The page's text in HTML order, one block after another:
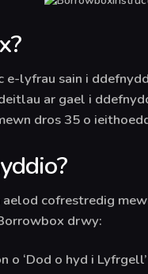
e-lyfrau sain i
ar gael i
dros 35 o
aelod cofrestredig
drwy:
‘Dod o hyd i